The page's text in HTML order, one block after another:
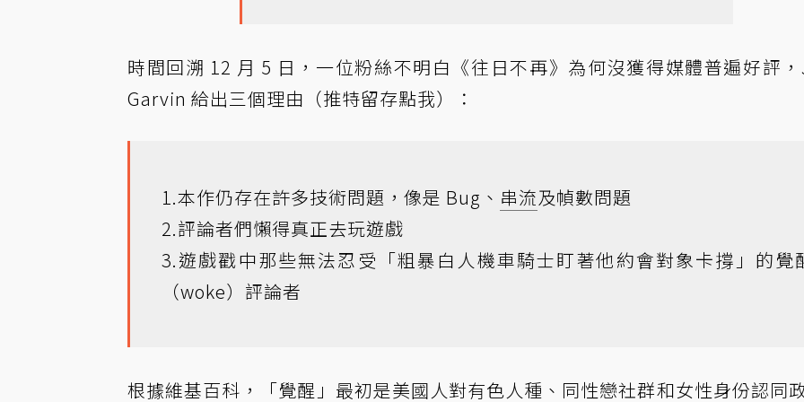
時間回溯 12 月 5 日，一位粉絲不明白《往日不再》為何沒獲得媒體普遍好評
Garvin 給出三個理由（推特留存點我）：
1.本作仍存在許多技術問題，像是 Bug、 串流及幀數問題
2.評論者們懶得真正去玩遊戲
3.遊戲戳中那些無法忍受「粗暴白人機車騎士盯著他約會對象卡撐」的覺
（woke）評論者
根據維基百科，「覺醒」最初是美國人對有色人種、同性戀社群和女性身份認同